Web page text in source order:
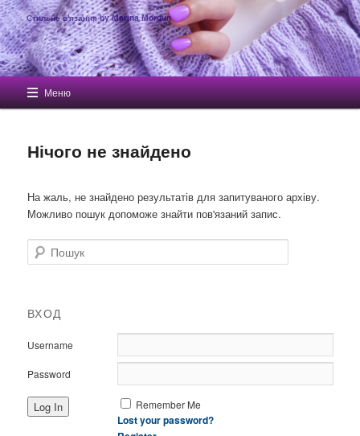
Стильне в'язання by Marina Morgun
Головне меню
Перейти до основного вмісту
Перейти до другорядного вмісту
Меню
Нічого не знайдено
На жаль, не знайдено результатів для запитуваного архіву.
Можливо пошук допоможе знайти пов'язаний запис.
Пошук
ВХОД
Username
Password
Remember Me
Lost your password?